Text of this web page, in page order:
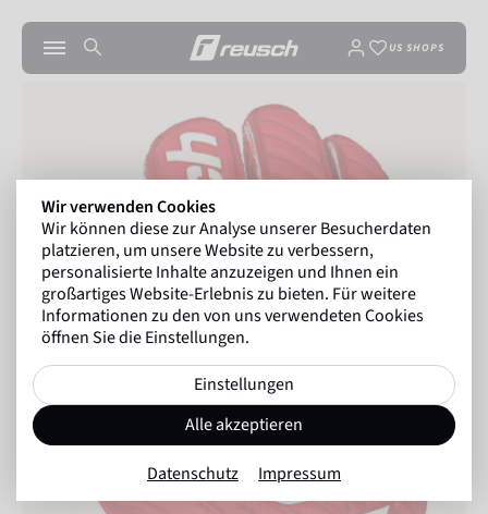
US SHOPS
Wir verwenden Cookies
Wir können diese zur Analyse unserer Besucherdaten
platzieren, um unsere Website zu verbessern,
personalisierte Inhalte anzuzeigen und Ihnen ein
großartiges Website-Erlebnis zu bieten. Für weitere
Informationen zu den von uns verwendeten Cookies
öffnen Sie die Einstellungen.
Einstellungen
Alle akzeptieren
Datenschutz Impressum